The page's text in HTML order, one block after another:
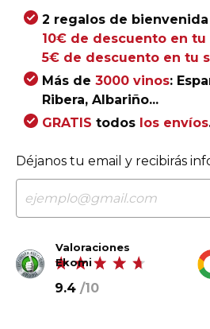
2 regalos de
10€ de descuento en
5€ de descuento en tu
Más de 3000 vinos:
Ribera, Albariño...
GRATIS todos los envíos
Déjanos tu email y recibirás
Valoraciones
Ekomi
9.4 /10